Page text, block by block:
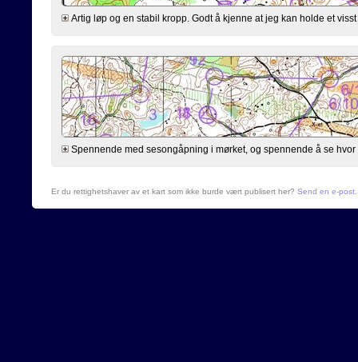
Artig løp og en stabil kropp. Godt å kjenne at jeg kan holde et
Spennende med sesongåpning i mørket, og spennende å se
Er du rettighetshaver av et kart som ikke burde vært publisert her? Send en e-post